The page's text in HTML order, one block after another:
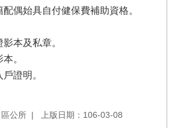
偶始具自付健保費補助資格。
影本及私章。
本。
戶證明。
公所
上版日期：106-03-08